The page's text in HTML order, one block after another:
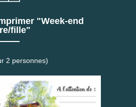
"Week-end
fille"
2 personnes)